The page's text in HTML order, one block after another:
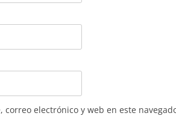
correo electrónico y web en este